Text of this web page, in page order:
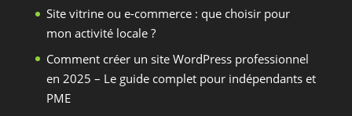
Site vitrine ou e-commerce : que choisir pour
mon activité locale ?
Comment créer un site WordPress professionnel
en 2025 – Le guide complet pour indépendants et
PME